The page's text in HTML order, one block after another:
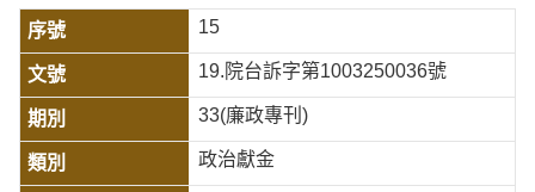
15
19.院台訴字第1003250036號
33(廉政專刊)
政治獻金